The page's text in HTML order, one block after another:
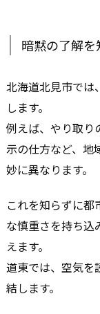
暗黙の了解を
北海道北見市では
します。
例えば、やり取り
示の仕方など、地
妙に異なります。
これを知らずに都
な慎重さを持ち込
えます。
道東では、空気を
結します。